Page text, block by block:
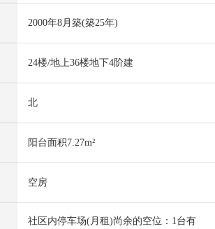
2000年8月築(築25年)
24楼/地上36楼地下4阶建
北
阳台面积7.27m²
空房
社区内停车场(月租)尚余的空位：1台有